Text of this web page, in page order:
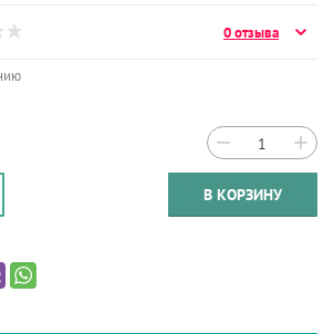
0 отзыва
− +
В КОРЗИНУ